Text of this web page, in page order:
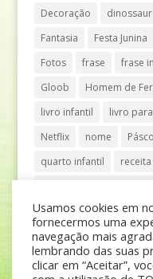
Decoração
Fantasia
Festa Junina
Fotos
frase frase
Gloob
Homem de
livro infantil
livro
Netflix
nome
quarto infantil
receita
São Paulo
teatro
Usamos cookies em
fornecermos uma
navegação mais
lembrando das suas
clicar em “Aceitar”,